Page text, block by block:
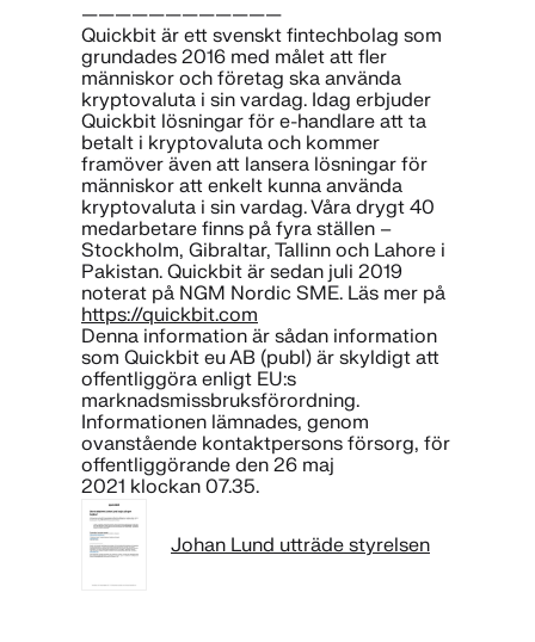
————————————
Quickbit är ett svenskt fintechbolag som
grundades 2016 med målet att fler
människor och företag ska använda
kryptovaluta i sin vardag. Idag erbjuder
Quickbit lösningar för e-handlare att ta
betalt i kryptovaluta och kommer
framöver även att lansera lösningar för
människor att enkelt kunna använda
kryptovaluta i sin vardag. Våra drygt 40
medarbetare finns på fyra ställen –
Stockholm, Gibraltar, Tallinn och Lahore i
Pakistan. Quickbit är sedan juli 2019
noterat på NGM Nordic SME. Läs mer på
https://quickbit.com
Denna information är sådan information
som Quickbit eu AB (publ) är skyldigt att
offentliggöra enligt EU:s
marknadsmissbruksförordning.
Informationen lämnades, genom
ovanstående kontaktpersons försorg, för
offentliggörande den 26 maj
2021 klockan 07.35.
Johan Lund utträde styrelsen